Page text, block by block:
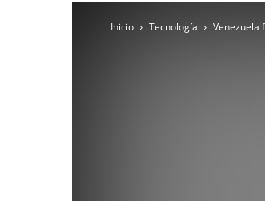
Inicio Tecnología Venezuela